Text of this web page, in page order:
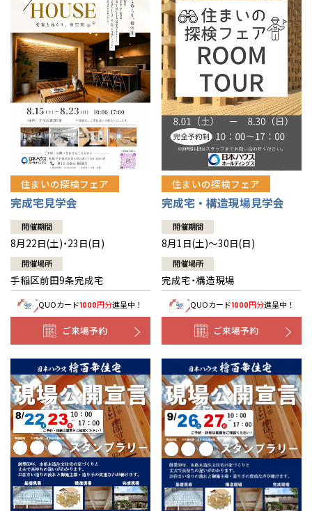
住まいの探検フェア
完成宅見学会
開催期間
8月22日(土)・23日(日)
開催場所
手稲区前田9条完成宅
QUOカード1000円分進呈中！
ご来場予約
住まいの探検フェア
完成宅・構造現場見学会
開催期間
8月1日(土)～30日(日)
開催場所
完成宅・構造現場
QUOカード1000円分進呈中！
ご来場予約
全国の展示場
北海道
札幌
道央
道北
道南
道東
東北
青森
秋田
岩手
山形
宮城
福島
甲信越・北陸
新潟
山梨
長野
富山
石川
福井
関東
東京
神奈川
埼玉
千葉
茨城
栃木
群馬
東海
愛知
岐阜
静岡
三重
近畿
大阪
京都
兵庫
奈良
滋賀
和歌山
中国・四国
岡山
香川
愛媛
鳥取
島根
広島
九州
福岡
佐賀
熊本
大分
宮崎
分譲マンション
※現住所のある都道府県以外の建築予定地の方でも現住所の有るお近
くの展示場又は店舗にお問合せください。移住の計画の方もご相談対
応します。お気軽にご相談ください。
お近くのイベント
北海道
札幌
札幌
小樽
道央
苫小牧千歳
小樽
道北
道南
道東
釧路
東北
青森県
八戸
青森
秋田県
秋田
岩手県
山形県
宮城県
仙台
福島県
会津
甲信越・北陸
新潟県
長岡
山梨県
長野県
富山県
富山
石川県
福井県
福井
関東
東京都
神奈川県
相模
埼玉県
埼玉
千葉県
千葉
柏
茨城県
水戸
栃木県
宇都宮
小山
群馬県
群馬
伊勢崎
東海
愛知県
岐阜県
岐阜
静岡県
三重県
四日市
近畿
大阪府
大阪
京都府
京都
兵庫県
姫路
奈良県
奈良
中国・四国
岡山県
岡山
愛媛県
松山
九州
福岡県
福岡
佐賀県
佐賀
熊本県
熊本
大分県
大分
宮崎県
宮崎
鹿児島県
鹿児島